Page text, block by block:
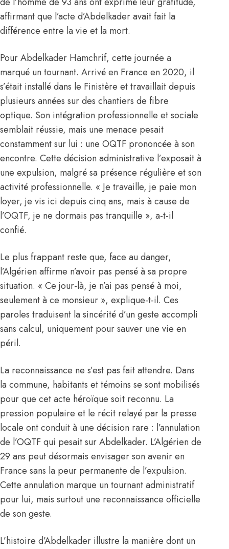
affirmant que l’acte d’Abdelkader avait fait la
différence entre la vie et la mort.
Pour Abdelkader Hamchrif, cette journée a
marqué un tournant. Arrivé en France en 2020, il
s’était installé dans le Finistère et travaillait depuis
plusieurs années sur des chantiers de fibre
optique. Son intégration professionnelle et sociale
semblait réussie, mais une menace pesait
constamment sur lui : une OQTF prononcée à son
encontre. Cette décision administrative l’exposait à
une expulsion, malgré sa présence régulière et son
activité professionnelle. « Je travaille, je paie mon
loyer, je vis ici depuis cinq ans, mais à cause de
l’OQTF, je ne dormais pas tranquille », a-t-il
confié.
Le plus frappant reste que, face au danger,
l’Algérien affirme n’avoir pas pensé à sa propre
situation. « Ce jour-là, je n’ai pas pensé à moi,
seulement à ce monsieur », explique-t-il. Ces
paroles traduisent la sincérité d’un geste accompli
sans calcul, uniquement pour sauver une vie en
péril.
La reconnaissance ne s’est pas fait attendre. Dans
la commune, habitants et témoins se sont mobilisés
pour que cet acte héroïque soit reconnu. La
pression populaire et le récit relayé par la presse
locale ont conduit à une décision rare : l’annulation
de l’OQTF qui pesait sur Abdelkader. L’Algérien de
29 ans peut désormais envisager son avenir en
France sans la peur permanente de l’expulsion.
Cette annulation marque un tournant administratif
pour lui, mais surtout une reconnaissance officielle
de son geste.
L’histoire d’Abdelkader illustre la manière dont un